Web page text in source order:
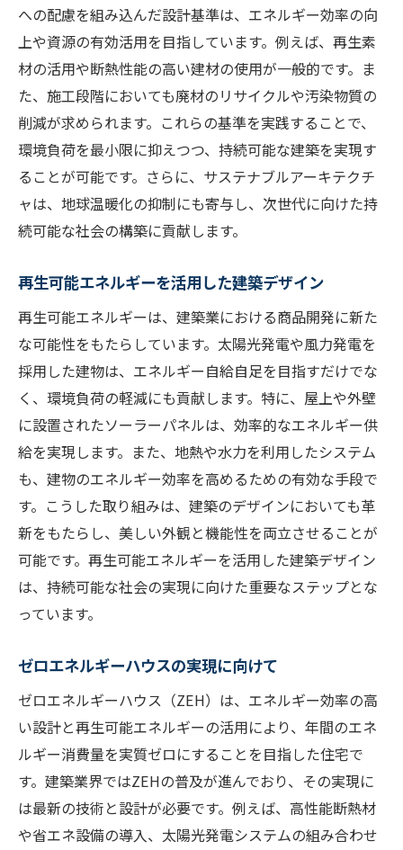
への配慮を組み込んだ設計基準は、エネルギー効率の向
上や資源の有効活用を目指しています。例えば、再生素
材の活用や断熱性能の高い建材の使用が一般的です。ま
た、施工段階においても廃材のリサイクルや汚染物質の
削減が求められます。これらの基準を実践することで、
環境負荷を最小限に抑えつつ、持続可能な建築を実現す
ることが可能です。さらに、サステナブルアーキテクチ
ャは、地球温暖化の抑制にも寄与し、次世代に向けた持
続可能な社会の構築に貢献します。
再生可能エネルギーを活用した建築デザイン
再生可能エネルギーは、建築業における商品開発に新た
な可能性をもたらしています。太陽光発電や風力発電を
採用した建物は、エネルギー自給自足を目指すだけでな
く、環境負荷の軽減にも貢献します。特に、屋上や外壁
に設置されたソーラーパネルは、効率的なエネルギー供
給を実現します。また、地熱や水力を利用したシステム
も、建物のエネルギー効率を高めるための有効な手段で
す。こうした取り組みは、建築のデザインにおいても革
新をもたらし、美しい外観と機能性を両立させることが
可能です。再生可能エネルギーを活用した建築デザイン
は、持続可能な社会の実現に向けた重要なステップとな
っています。
ゼロエネルギーハウスの実現に向けて
ゼロエネルギーハウス（ZEH）は、エネルギー効率の高
い設計と再生可能エネルギーの活用により、年間のエネ
ルギー消費量を実質ゼロにすることを目指した住宅で
す。建築業界ではZEHの普及が進んでおり、その実現に
は最新の技術と設計が必要です。例えば、高性能断熱材
や省エネ設備の導入、太陽光発電システムの組み合わせ